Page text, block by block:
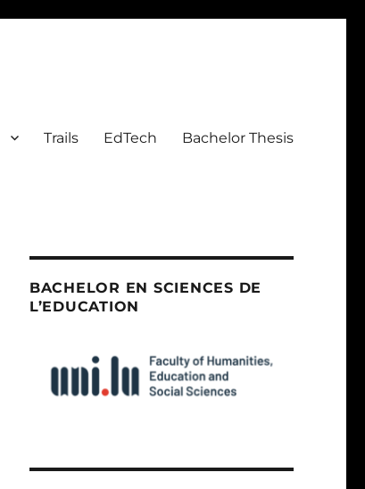
Trails EdTech Bachelor Thesis
BACHELOR EN SCIENCES DE
L’EDUCATION